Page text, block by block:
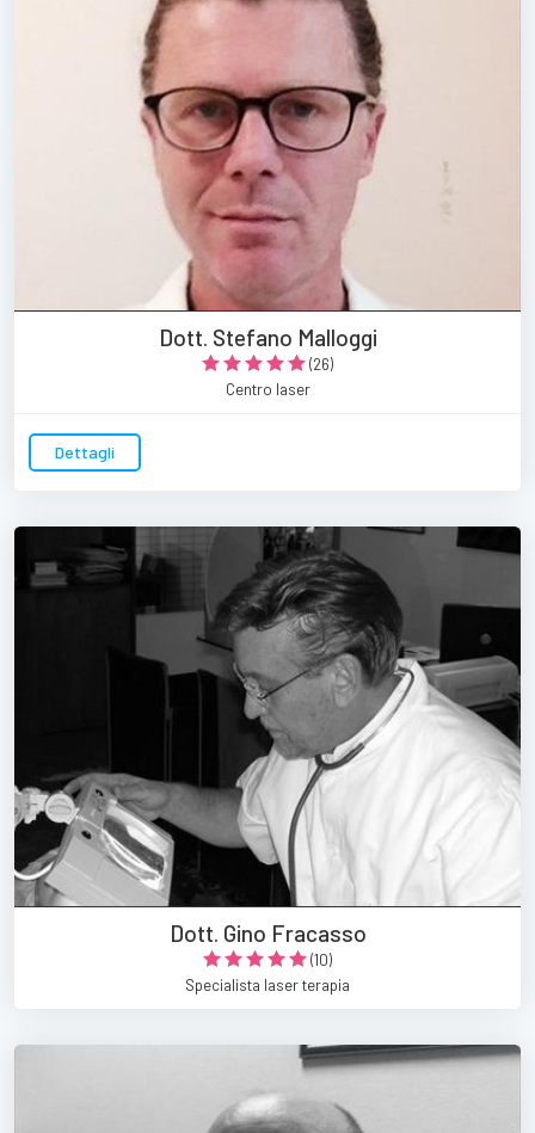
Dott. Stefano Malloggi
(26)
Centro laser
Dettagli
Dott. Gino Fracasso
(10)
Specialista laser terapia